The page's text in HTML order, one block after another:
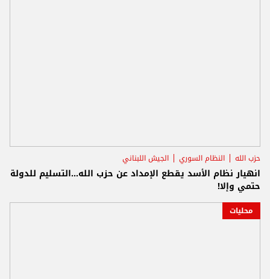
حزب الله النظام السوري الجيش اللبناني
انهيار نظام الأسد يقطع الإمداد عن حزب الله...التسليم للدولة
حتمي وإلا!
محليات